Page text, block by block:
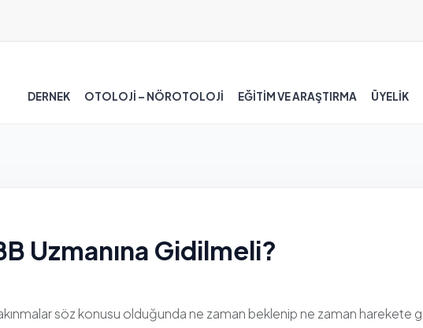
DERNEK OTOLOJİ – NÖROTOLOJİ EĞİTİM VE ARAŞTIRMA ÜYELİK
Uzmanına Gidilmeli?
söz konusu olduğunda ne zaman beklenip ne zaman harekete